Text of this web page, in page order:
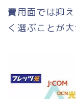
費用面では抑
く選ぶことが大